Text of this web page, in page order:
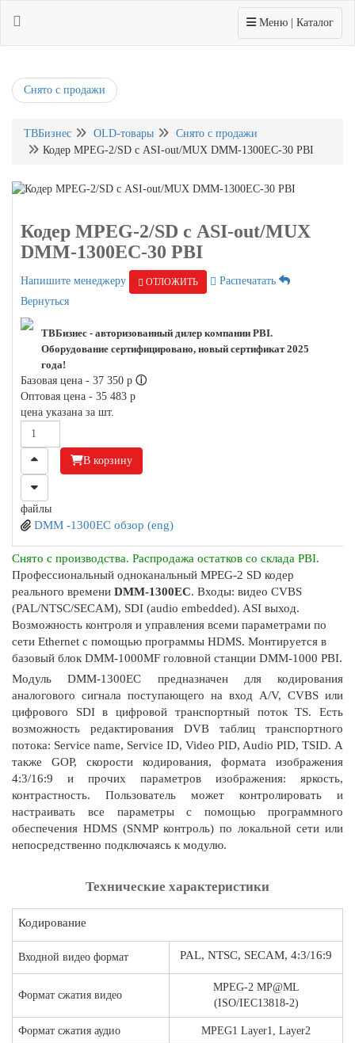
Toggle navigation
Меню | Каталог
Снято с продажи
ТВБизнес OLD-товары
Снято с продажи
Кодер MPEG-2/SD с ASI-out/MUX DMM-1300EC-30 PBI
Кодер MPEG-2/SD с ASI-out/MUX
DMM-1300EC-30 PBI
Напишите менеджеру ОТЛОЖИТЬ
Распечатать
Вернуться
ТВБизнес - авторизованный дилер компании PBI.
Оборудование сертифицировано, новый сертификат 2025
года!
Базовая цена - 37 350 p ⓘ
Оптовая цена - 35 483 p
цена указана за шт.
В корзину
файлы
DMM -1300EC обзор (eng)
Снято с производства. Распродажа остатков со склада PBI.
Профессиональный одноканальный MPEG-2 SD кодер
реального времени DMM-1300EC. Входы: видео CVBS
(PAL/NTSC/SECAM), SDI (audio embedded). ASI выход.
Возможность контроля и управления всеми параметрами по
сети Ethernet с помощью программы HDMS. Монтируется в
базовый блок DMM-1000MF головной станции DMM-1000 PBI.
Модуль DMM-1300EC предназначен для кодирования
аналогового сигнала поступающего на вход A/V, CVBS или
цифрового SDI в цифровой транспортный поток TS. Есть
возможность редактирования DVB таблиц транспортного
потока: Service name, Service ID, Video PID, Audio PID, TSID. А
также GOP, скорости кодирования, формата изображения
4:3/16:9 и прочих параметров изображения: яркость,
контрастность. Пользователь может контролировать и
настраивать все параметры с помощью программного
обеспечения HDMS (SNMP контроль) по локальной сети или
непосредственно подключаясь к модулю.
Технические характеристики
Кодирование
Входной видео формат PAL, NTSC, SECAM, 4:3/16:9
Формат сжатия видео
MPEG-2 MP@ML
(ISO/IEC13818-2)
Формат сжатия аудио MPEG1 Layer1, Layer2